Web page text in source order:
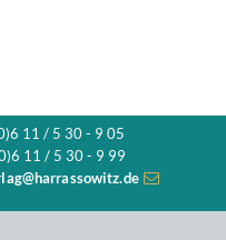
11 / 5 30 - 9 05
11 / 5 30 - 9 99